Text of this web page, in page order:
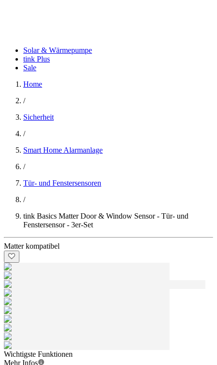
Solar & Wärmepumpe
tink Plus
Sale
Home
/
Sicherheit
/
Smart Home Alarmanlage
/
Tür- und Fenstersensoren
/
tink Basics Matter Door & Window Sensor - Tür- und
Fenstersensor - 3er-Set
Matter kompatibel
Wichtigste Funktionen
Mehr Infos